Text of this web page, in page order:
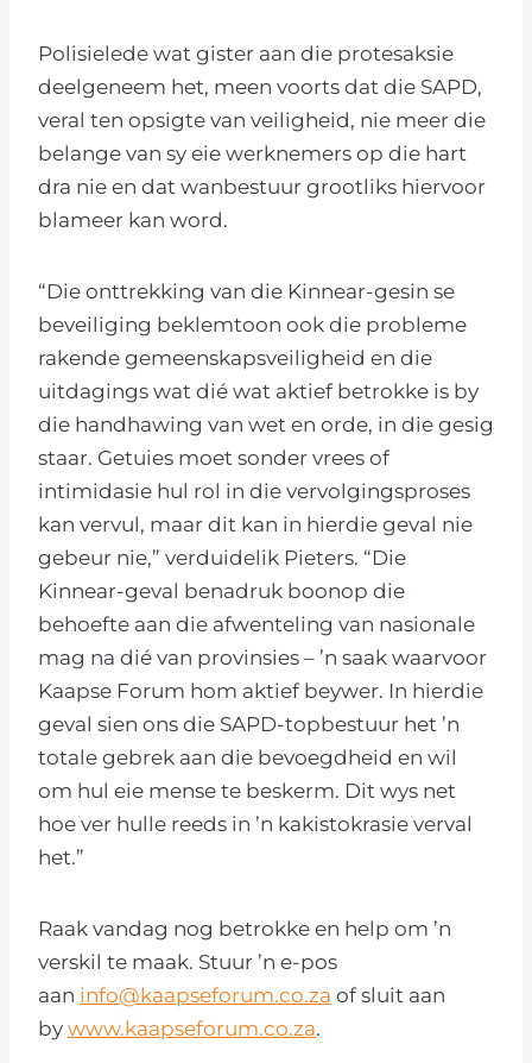
Polisielede wat gister aan die protesaksie
deelgeneem het, meen voorts dat die SAPD,
veral ten opsigte van veiligheid, nie meer die
belange van sy eie werknemers op die hart
dra nie en dat wanbestuur grootliks hiervoor
blameer kan word.
“Die onttrekking van die Kinnear-gesin se
beveiliging beklemtoon ook die probleme
rakende gemeenskapsveiligheid en die
uitdagings wat dié wat aktief betrokke is by
die handhawing van wet en orde, in die gesig
staar. Getuies moet sonder vrees of
intimidasie hul rol in die vervolgingsproses
kan vervul, maar dit kan in hierdie geval nie
gebeur nie,” verduidelik Pieters. “Die
Kinnear-geval benadruk boonop die
behoefte aan die afwenteling van nasionale
mag na dié van provinsies – ’n saak waarvoor
Kaapse Forum hom aktief beywer. In hierdie
geval sien ons die SAPD-topbestuur het ’n
totale gebrek aan die bevoegdheid en wil
om hul eie mense te beskerm. Dit wys net
hoe ver hulle reeds in ’n kakistokrasie verval
het.”
Raak vandag nog betrokke en help om ’n
verskil te maak. Stuur ’n e-pos
aan info@kaapseforum.co.za of sluit aan
by www.kaapseforum.co.za.